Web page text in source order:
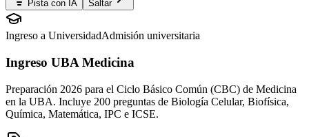
Pista con IA Saltar
Ingreso a UniversidadAdmisión universitaria
Ingreso UBA Medicina
Preparación 2026 para el Ciclo Básico Común (CBC) de Medicina
en la UBA. Incluye 200 preguntas de Biología Celular, Biofísica,
Química, Matemática, IPC e ICSE.